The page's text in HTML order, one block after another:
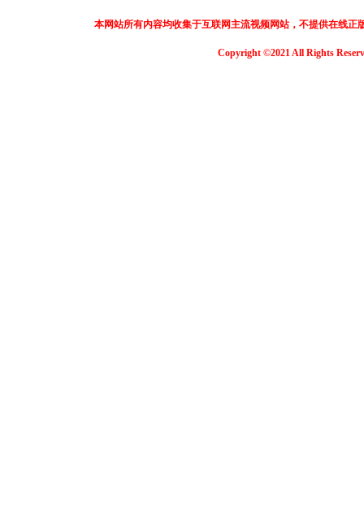
本网站所有内容均收集于互联网主流视频网站，不提供在线
Copyright ©2021 All Rights